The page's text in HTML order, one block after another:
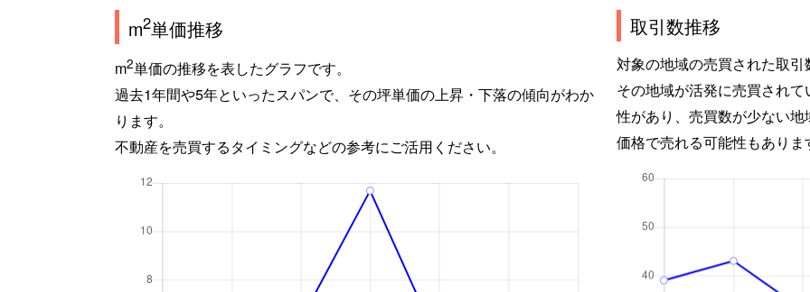
m2単価推移
m2単価の推移を表したグラフです。
過去1年間や5年といったスパンで、その坪単価の上昇・下落の傾向がわか
ります。
不動産を売買するタイミングなどの参考にご活用ください。
取引数推移
対象の地域の売買された取
その地域が活発に売買され
性があり、売買数が少ない
価格で売れる可能性もありま